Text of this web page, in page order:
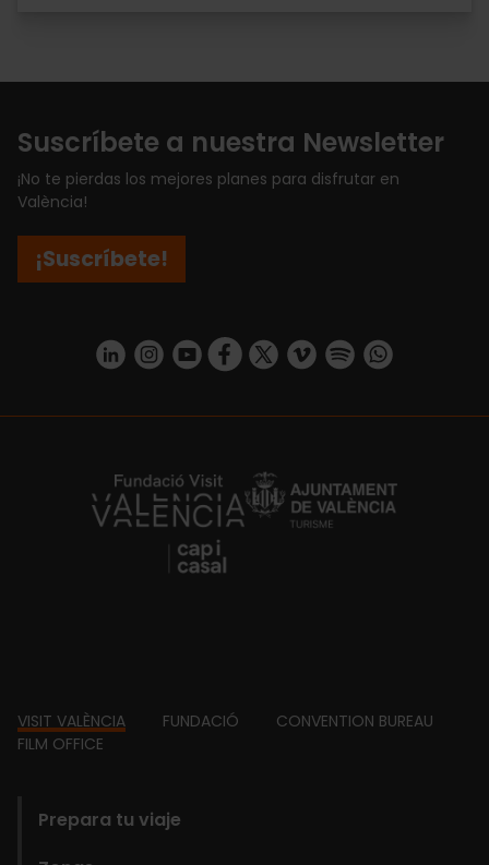
Suscríbete a nuestra Newsletter
¡No te pierdas los mejores planes para disfrutar en
València!
¡Suscríbete!
https://www.linkedin.com/company/turismo-valencia/mycompany/
https://www.instagram.com/visit_valencia/
https://www.youtube.com/user/
https://www.facebook.com/
https://twitter.com/
https://vimeo.com/
https://https://api.whatsapp.com/
https://fundacion.visitvalencia.com/
Footer
VISIT VALÈNCIA FUNDACIÓ
CONVENTION BUREAU
FILM OFFICE
Prepara tu viaje